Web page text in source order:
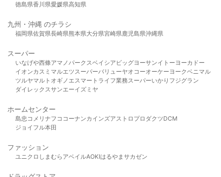
徳島県香川県愛媛県高知県
九州・沖縄 のチラシ
福岡県佐賀県長崎県熊本県大分県宮崎県鹿児島県沖縄県
スーパー
いなげや西條アマノパークスベイシア ビッグヨーサンイトーヨーカドー
イオンカスミ マルエツスーパーバリューヤオコーオーケー ヨークベニマル
ツルヤマルト オギノ エスマート ライフ業務スーパーいかり フジグラン
ダイレックスサンエーイズミヤ
ホームセンター
島忠 コメリ ナフコ コーナンカインズアストロプロダクツDCM
ジョイフル本田
ファッション
ユニクロ しまむら アベイルAOKIはるやま サカゼン